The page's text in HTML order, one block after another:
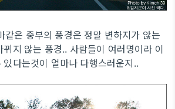
같은 중부의 풍경은 정말 변하지가 않는
지 않는 풍경.. 사람들이 여러명이라 이
다는것이 얼마나 다행스러운지..